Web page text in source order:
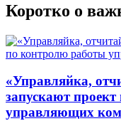
Коротко о
«Управляйка,
запускают
управляющих